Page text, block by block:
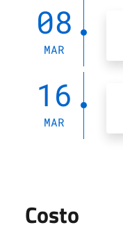
08
MAR
16
MAR
Costo